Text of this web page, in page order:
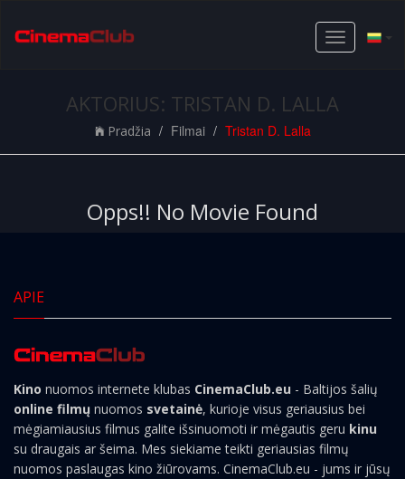
Toggle
navigation
AKTORIUS: TRISTAN D. LALLA
Pradžia Filmai Tristan D. Lalla
Opps!! No Movie Found
APIE
Kino nuomos internete klubas CinemaClub.eu - Baltijos šalių
online filmų nuomos svetainė, kurioje visus geriausius bei
mėgiamiausius filmus galite išsinuomoti ir mėgautis geru kinu
su draugais ar šeima. Mes siekiame teikti geriausias filmų
nuomos paslaugas kino žiūrovams. CinemaClub.eu - jums ir jūsų